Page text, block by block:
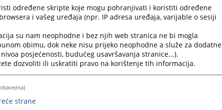
određene skripte koje mogu pohranjivati i koristiti određene
i vašeg uređaja (npr. IP adresa uređaja, varijable o sesiji
su nam neophodne i bez njih web stranica ne bi mogla
obimu, dok neke nisu prijeko neophodne a služe za dodatne
posjećenosti, budućeg usavršavanja stranice...).
dozvoliti ili uskratiti pravo na korištenje tih informacija.
strane